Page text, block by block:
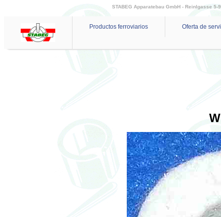
STABEG Apparatebau GmbH - Reinlgasse 5-
Productos ferroviarios Oferta de